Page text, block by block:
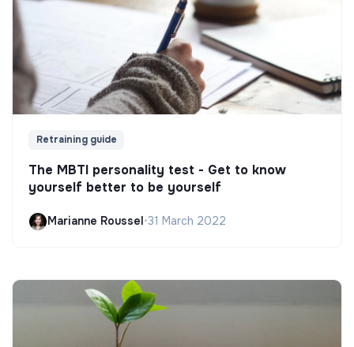
Retraining guide
The MBTI personality test - Get to know
yourself better to be yourself
Marianne Roussel•31 March 2022